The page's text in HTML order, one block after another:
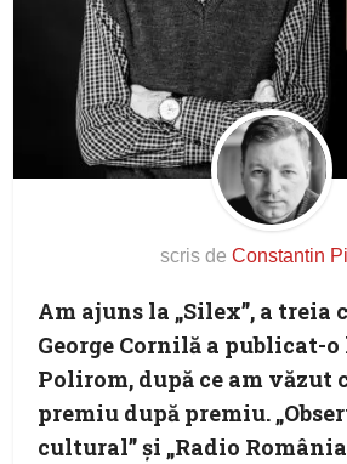
scris de Constantin
Am ajuns la „Silex”, a treia
George Cornilă a publicat-
Polirom, după ce am văzut
premiu după premiu.
cultural” şi „Radio